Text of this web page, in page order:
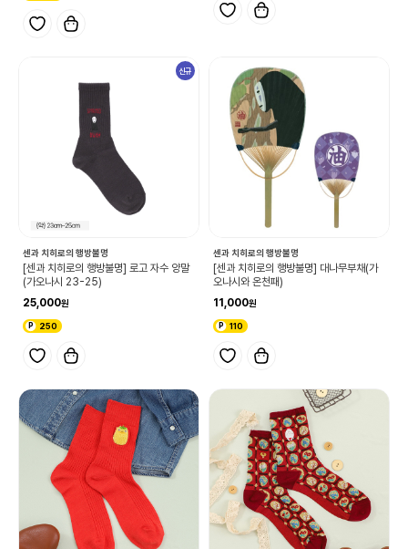
신규
센과 치히로의 행방불명
[센과 치히로의 행방불명] 로고 자수 양말
(가오나시 23-25)
25,000
250
센과 치히로의 행방불명
[센과 치히로의 행방불명] 대나무부채(가
오나시와 온천패)
11,000
110